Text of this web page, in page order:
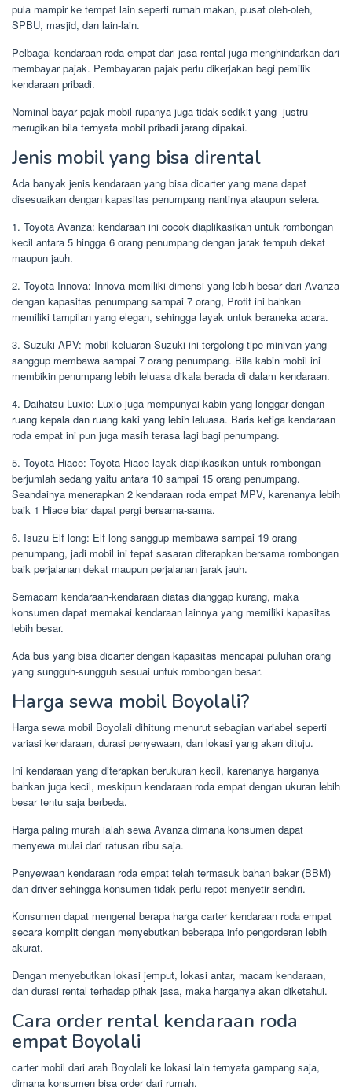
pula mampir ke tempat lain seperti rumah makan, pusat oleh-oleh,
SPBU, masjid, dan lain-lain.
Pelbagai kendaraan roda empat dari jasa rental juga menghindarkan dari
membayar pajak. Pembayaran pajak perlu dikerjakan bagi pemilik
kendaraan pribadi.
Nominal bayar pajak mobil rupanya juga tidak sedikit yang justru
merugikan bila ternyata mobil pribadi jarang dipakai.
Jenis mobil yang bisa dirental
Ada banyak jenis kendaraan yang bisa dicarter yang mana dapat
disesuaikan dengan kapasitas penumpang nantinya ataupun selera.
1. Toyota Avanza: kendaraan ini cocok diaplikasikan untuk rombongan
kecil antara 5 hingga 6 orang penumpang dengan jarak tempuh dekat
maupun jauh.
2. Toyota Innova: Innova memiliki dimensi yang lebih besar dari Avanza
dengan kapasitas penumpang sampai 7 orang, Profit ini bahkan
memiliki tampilan yang elegan, sehingga layak untuk beraneka acara.
3. Suzuki APV: mobil keluaran Suzuki ini tergolong tipe minivan yang
sanggup membawa sampai 7 orang penumpang. Bila kabin mobil ini
membikin penumpang lebih leluasa dikala berada di dalam kendaraan.
4. Daihatsu Luxio: Luxio juga mempunyai kabin yang longgar dengan
ruang kepala dan ruang kaki yang lebih leluasa. Baris ketiga kendaraan
roda empat ini pun juga masih terasa lagi bagi penumpang.
5. Toyota Hiace: Toyota Hiace layak diaplikasikan untuk rombongan
berjumlah sedang yaitu antara 10 sampai 15 orang penumpang.
Seandainya menerapkan 2 kendaraan roda empat MPV, karenanya lebih
baik 1 Hiace biar dapat pergi bersama-sama.
6. Isuzu Elf long: Elf long sanggup membawa sampai 19 orang
penumpang, jadi mobil ini tepat sasaran diterapkan bersama rombongan
baik perjalanan dekat maupun perjalanan jarak jauh.
Semacam kendaraan-kendaraan diatas dianggap kurang, maka
konsumen dapat memakai kendaraan lainnya yang memiliki kapasitas
lebih besar.
Ada bus yang bisa dicarter dengan kapasitas mencapai puluhan orang
yang sungguh-sungguh sesuai untuk rombongan besar.
Harga sewa mobil Boyolali?
Harga sewa mobil Boyolali dihitung menurut sebagian variabel seperti
variasi kendaraan, durasi penyewaan, dan lokasi yang akan dituju.
Ini kendaraan yang diterapkan berukuran kecil, karenanya harganya
bahkan juga kecil, meskipun kendaraan roda empat dengan ukuran lebih
besar tentu saja berbeda.
Harga paling murah ialah sewa Avanza dimana konsumen dapat
menyewa mulai dari ratusan ribu saja.
Penyewaan kendaraan roda empat telah termasuk bahan bakar (BBM)
dan driver sehingga konsumen tidak perlu repot menyetir sendiri.
Konsumen dapat mengenal berapa harga carter kendaraan roda empat
secara komplit dengan menyebutkan beberapa info pengorderan lebih
akurat.
Dengan menyebutkan lokasi jemput, lokasi antar, macam kendaraan,
dan durasi rental terhadap pihak jasa, maka harganya akan diketahui.
Cara order rental kendaraan roda
empat Boyolali
carter mobil dari arah Boyolali ke lokasi lain ternyata gampang saja,
dimana konsumen bisa order dari rumah.